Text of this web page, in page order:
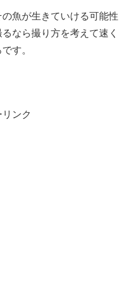
魚が生きていける可能性
なら撮り方を考えて速く
す。
ンク